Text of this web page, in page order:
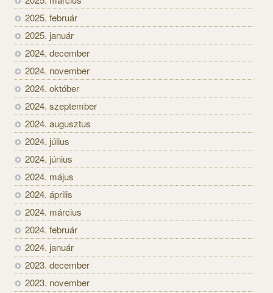
2025. február
2025. január
2024. december
2024. november
2024. október
2024. szeptember
2024. augusztus
2024. július
2024. június
2024. május
2024. április
2024. március
2024. február
2024. január
2023. december
2023. november